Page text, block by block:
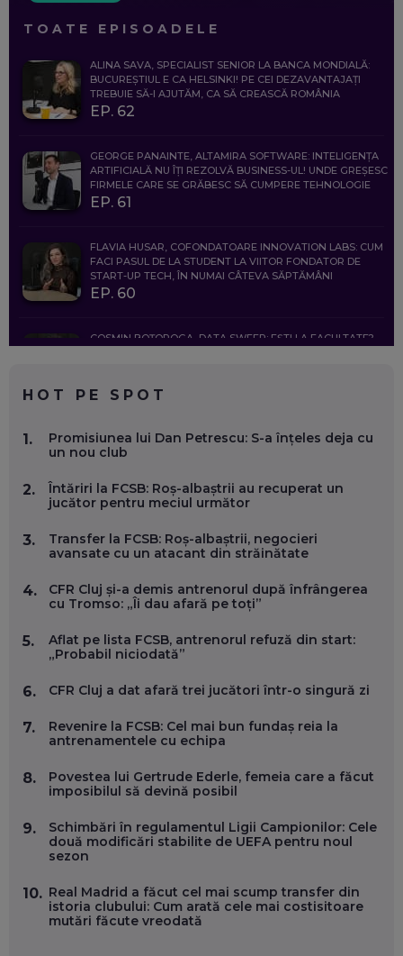
TOATE EPISOADELE
ALINA SAVA, SPECIALIST SENIOR LA BANCA MONDIALĂ:
BUCUREȘTIUL E CA HELSINKI! PE CEI DEZAVANTAJAȚI
TREBUIE SĂ-I AJUTĂM, CA SĂ CREASCĂ ROMÂNIA
EP. 62
GEORGE PANAINTE, ALTAMIRA SOFTWARE: INTELIGENȚA
ARTIFICIALĂ NU ÎȚI REZOLVĂ BUSINESS-UL! UNDE GREȘESC
FIRMELE CARE SE GRĂBESC SĂ CUMPERE TEHNOLOGIE
EP. 61
FLAVIA HUSAR, COFONDATOARE INNOVATION LABS: CUM
FACI PASUL DE LA STUDENT LA VIITOR FONDATOR DE
START-UP TECH, ÎN NUMAI CÂTEVA SĂPTĂMÂNI
EP. 60
COSMIN BOȚOROGA, DATA SWEEP: EȘTI LA FACULTATE?
FOLOSEȘTI TEHNOLOGIA CA SĂ FII MAI BUN LA JOB. ȘI CUM
SE VA SCHIMBA MUNCA, ÎN URMĂTORII ANI
FOLOSEȘTI TEHNOLOGIA CA SĂ ÎȚI DESCHIZI DRUMUL
CĂTRE ARTĂ, LA NIVEL GLOBAL
ANDREI AVĂDANEI, BIT SENTINEL: CUM ÎȚI PROTEJEZI
CARIERĂ DE „HACKER CU PERMIS”
EP. 56
ÎNVAȚĂ AEO ȘI GEO!
EP. 55
OLIVIU MATEI, HOLISUN: SOFTWARE DE LA CLUJ PENTRU
VERTICALE FĂRĂ PĂMÂNT
EP. 54
PROCESE, DAR CE FACEM CÂND PICĂ BAZA DE DATE, LA
INSTITUȚIILE STATULUI?
EP. 53
HOT PE SPOT
1.
Promisiunea lui Dan Petrescu: S-a înțeles deja cu
un nou club
2.
Întăriri la FCSB: Roș-albaștrii au recuperat un
jucător pentru meciul următor
3.
Transfer la FCSB: Roș-albaștrii, negocieri
avansate cu un atacant din străinătate
4.
CFR Cluj și-a demis antrenorul după înfrângerea
cu Tromso: „Îi dau afară pe toți”
5.
Aflat pe lista FCSB, antrenorul refuză din start:
„Probabil niciodată”
6. CFR Cluj a dat afară trei jucători într-o singură zi
7.
Revenire la FCSB: Cel mai bun fundaș reia la
antrenamentele cu echipa
8.
Povestea lui Gertrude Ederle, femeia care a făcut
imposibilul să devină posibil
9.
Schimbări în regulamentul Ligii Campionilor: Cele
două modificări stabilite de UEFA pentru noul
sezon
10. Real Madrid a făcut cel mai scump transfer din
istoria clubului: Cum arată cele mai costisitoare
mutări făcute vreodată